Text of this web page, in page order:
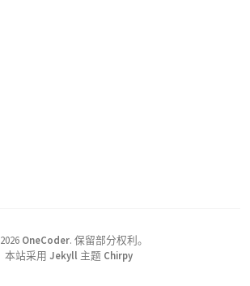
2026 OneCoder. 保留部分权利。
本站采用 Jekyll 主题 Chirpy